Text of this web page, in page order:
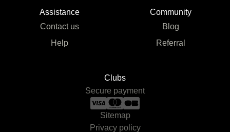
Assistance
Contact us
Help
Community
Blog
Referral
Clubs
Secure payment
Sitemap
Privacy policy